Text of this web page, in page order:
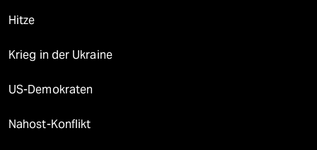
Hitze
Krieg in der Ukraine
US-Demokraten
Nahost-Konflikt